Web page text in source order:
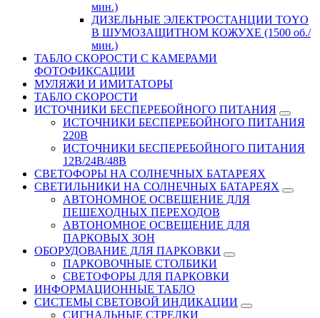
мин.)
ДИЗЕЛЬНЫЕ ЭЛЕКТРОСТАНЦИИ TOYO
В ШУМОЗАЩИТНОМ КОЖУХЕ (1500 об./
мин.)
ТАБЛО СКОРОСТИ С КАМЕРАМИ
ФОТОФИКСАЦИИ
МУЛЯЖИ И ИМИТАТОРЫ
ТАБЛО СКОРОСТИ
ИСТОЧНИКИ БЕСПЕРЕБОЙНОГО ПИТАНИЯ
ИСТОЧНИКИ БЕСПЕРЕБОЙНОГО ПИТАНИЯ
220В
ИСТОЧНИКИ БЕСПЕРЕБОЙНОГО ПИТАНИЯ
12В/24В/48В
СВЕТОФОРЫ НА СОЛНЕЧНЫХ БАТАРЕЯХ
СВЕТИЛЬНИКИ НА СОЛНЕЧНЫХ БАТАРЕЯХ
АВТОНОМНОЕ ОСВЕЩЕНИЕ ДЛЯ
ПЕШЕХОДНЫХ ПЕРЕХОДОВ
АВТОНОМНОЕ ОСВЕЩЕНИЕ ДЛЯ
ПАРКОВЫХ ЗОН
ОБОРУДОВАНИЕ ДЛЯ ПАРКОВКИ
ПАРКОВОЧНЫЕ СТОЛБИКИ
СВЕТОФОРЫ ДЛЯ ПАРКОВКИ
ИНФОРМАЦИОННЫЕ ТАБЛО
CИСТЕМЫ СВЕТОВОЙ ИНДИКАЦИИ
СИГНАЛЬНЫЕ СТРЕЛКИ